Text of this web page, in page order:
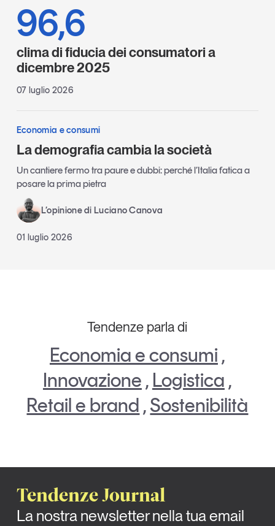
96,6
clima di fiducia dei consumatori a
dicembre 2025
07 luglio 2026
Economia e consumi
La demografia cambia la società
Un cantiere fermo tra paure e dubbi: perché l’Italia fatica a
posare la prima pietra
L’opinione di Luciano Canova
01 luglio 2026
Tendenze parla di
Economia e consumi ,
Innovazione , Logistica ,
Retail e brand ,Sostenibilità
Tendenze Journal
La nostra newsletter nella tua email